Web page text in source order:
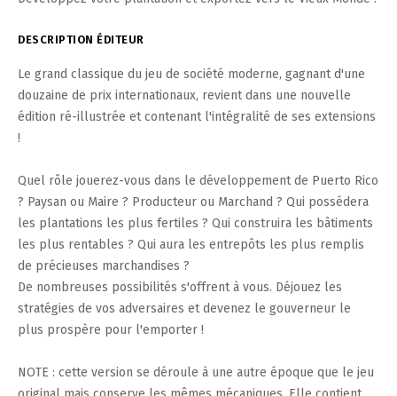
DESCRIPTION ÉDITEUR
Le grand classique du jeu de société moderne, gagnant d'une
douzaine de prix internationaux, revient dans une nouvelle
édition ré-illustrée et contenant l'intégralité de ses extensions
!
Quel rôle jouerez-vous dans le développement de Puerto Rico
? Paysan ou Maire ? Producteur ou Marchand ? Qui possédera
les plantations les plus fertiles ? Qui construira les bâtiments
les plus rentables ? Qui aura les entrepôts les plus remplis
de précieuses marchandises ?
De nombreuses possibilités s'offrent à vous. Déjouez les
stratégies de vos adversaires et devenez le gouverneur le
plus prospère pour l'emporter !
NOTE : cette version se déroule à une autre époque que le jeu